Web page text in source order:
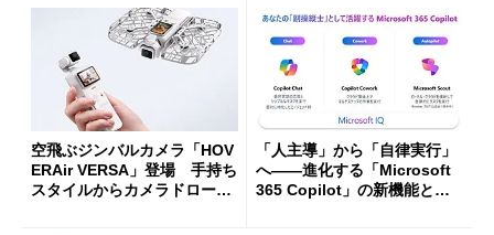
空飛ぶジンバルカメラ「HOV
ERAir VERSA」登場 手持ち
スタイルからカメラドローン
「人主導」から「自律実行」
へ――進化する「Microsoft
365 Copilot」の新機能とエ